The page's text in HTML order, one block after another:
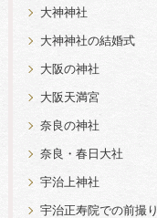
大神神社
大神神社の結婚式
大阪の神社
大阪天満宮
奈良の神社
奈良・春日大社
宇治上神社
宇治正寿院での前撮り